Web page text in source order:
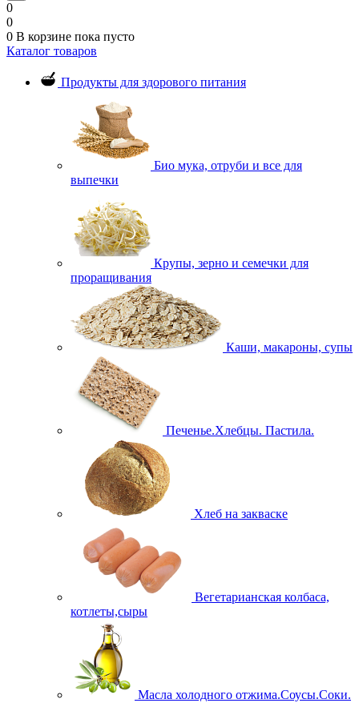
0
0
0 В корзине пока пусто
Каталог товаров
Продукты для здорового питания
Био мука, отруби и все для
выпечки
Крупы, зерно и семечки для
проращивания
Каши, макароны, супы
Печенье.Хлебцы. Пастила.
Хлеб на закваске
Вегетарианская колбаса,
котлеты,сыры
Масла холодного отжима.Соусы.Соки.